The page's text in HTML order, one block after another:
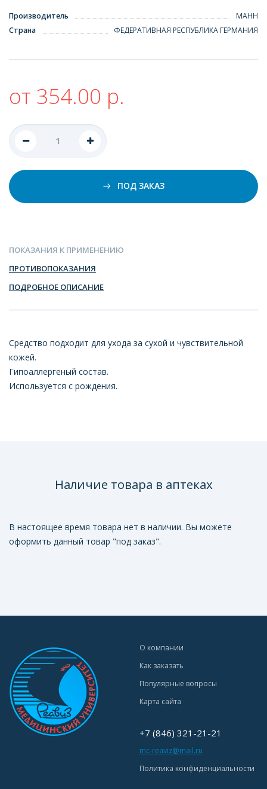
Производитель
МАНН
Страна
ФЕДЕРАТИВНАЯ РЕСПУБЛИКА ГЕРМАНИЯ
от 354.00 р.
ПОД ЗАКАЗ
ПОКАЗАНИЯ К ПРИМЕНЕНИЮ
ПРОТИВОПОКАЗАНИЯ
ПОДРОБНОЕ ОПИСАНИЕ
Средство подходит для ухода за сухой и чувствительной
кожей.
Гипоаллергеный состав.
Используется с рождения.
Наличие товара в аптеках
В настоящее время товара нет в наличии. Вы можете
оформить данный товар "под заказ".
О компании
Как заказать
Популярные вопросы
Карта сайта
+7 (846) 321-21-21
mc-reaviz@mail.ru
Политика конфиденциальности